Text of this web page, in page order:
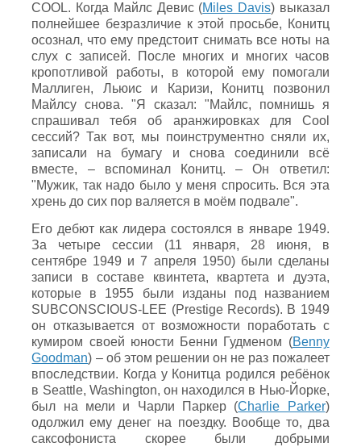
COOL. Когда Майлс Девис (Miles Davis) выказал
полнейшее безразличие к этой просьбе, Конитц
осознал, что ему предстоит снимать все ноты на
слух с записей. После многих и многих часов
кропотливой работы, в которой ему помогали
Маллиген, Льюис и Каризи, Конитц позвонил
Майлсу снова. "Я сказал: "Майлс, помнишь я
спрашивал тебя об аранжировках для Cool
сессий? Так вот, мы поинструментно сняли их,
записали на бумагу и снова соединили всё
вместе, – вспоминал Конитц. – Он ответил:
"Мужик, так надо было у меня спросить. Вся эта
хрень до сих пор валяется в моём подвале".
Его дебют как лидера состоялся в январе 1949.
За четыре сессии (11 января, 28 июня, в
сентябре 1949 и 7 апреля 1950) были сделаны
записи в составе квинтета, квартета и дуэта,
которые в 1955 были изданы под названием
SUBCONSCIOUS-LEE (Prestige Records). В 1949
он отказывается от возможности поработать с
кумиром своей юности Бенни Гудменом (Benny
Goodman) – об этом решении он не раз пожалеет
впоследствии. Когда у Конитца родился ребёнок
в Seattle, Washington, он находился в Нью-Йорке,
был на мели и Чарли Паркер (Charlie Parker)
одолжил ему денег на поездку. Вообще то, два
саксофониста скорее были добрыми